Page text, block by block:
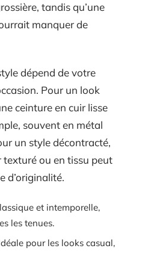
tandis qu’une
manquer de
dépend de votre
Pour un look
ceinture en cuir lisse
souvent en métal
un style décontracté,
texturé ou en tissu peut
d’originalité.
et intemporelle,
les tenues.
pour les looks casual,